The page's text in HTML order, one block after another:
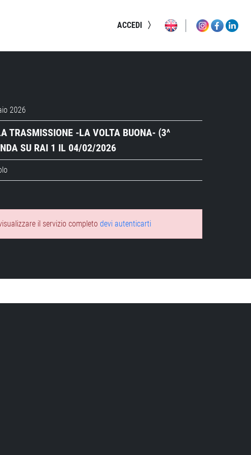
ACCEDI
2026
TRASMISSIONE -LA VOLTA BUONA- (3^
SU RAI 1 IL 04/02/2026
il servizio completo devi autenticarti